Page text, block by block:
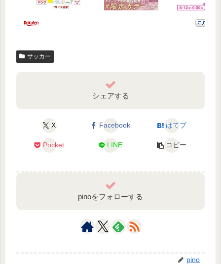
サッカー
シェアする
X Facebook はてブ
Pocket LINE コピー
pinoをフォローする
pino